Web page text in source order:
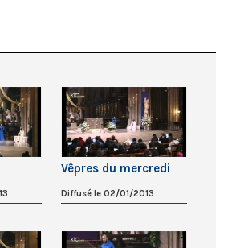
Vêpres du mercredi
Diffusé le 02/01/2013